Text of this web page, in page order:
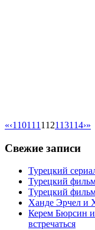
«‹110111 112113114›»
Свежие записи
Турецкий
Турецкий
Турецкий
Ханде Эрчел и
Керем Бюрсин
встречаться